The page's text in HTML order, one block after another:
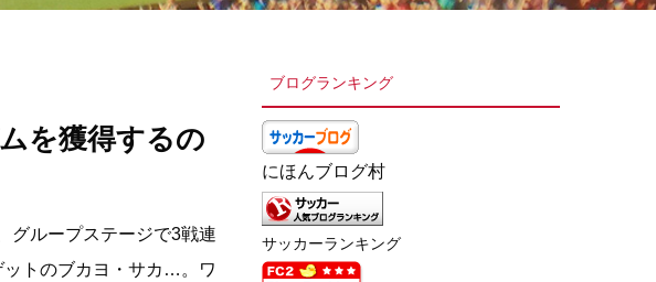
を獲得するの
、グループステージで3戦連
ットのブカヨ・サカ…。ワ
ブログランキング
にほんブログ村
サッカーランキング